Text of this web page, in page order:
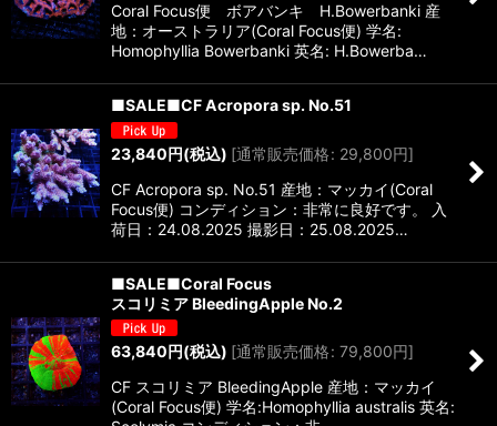
Coral Focus便 ボアバンキ H.Bowerbanki 産
地：オーストラリア(Coral Focus便) 学名:
Homophyllia Bowerbanki 英名: H.Bowerba…
■SALE■CF Acropora sp. No.51
23,840円(税込) [通常販売価格: 29,800円]
CF Acropora sp. No.51 産地：マッカイ(Coral
Focus便) コンディション：非常に良好です。 入
荷日：24.08.2025 撮影日：25.08.2025…
■SALE■Coral Focus
スコリミア BleedingApple No.2
63,840 円(税込) [通常販売価格: 79,800円]
CF スコリミア BleedingApple 産地：マッカイ
(Coral Focus便) 学名:Homophyllia australis 英名: